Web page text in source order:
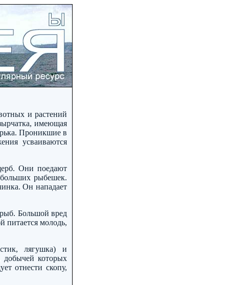
и растений
имеющая
Проникшие в
усваиваются
Они поедают
рыбешек.
Он нападает
Большой вред
питается молодь,
лягушка) и
которых
отнести скопу,